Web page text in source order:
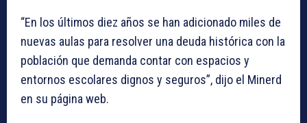
“En los últimos diez años se han adicionado miles de
nuevas aulas para resolver una deuda histórica con la
población que demanda contar con espacios y
entornos escolares dignos y seguros”, dijo el Minerd
en su página web.